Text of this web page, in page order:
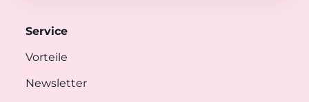
Service
Vorteile
Newsletter